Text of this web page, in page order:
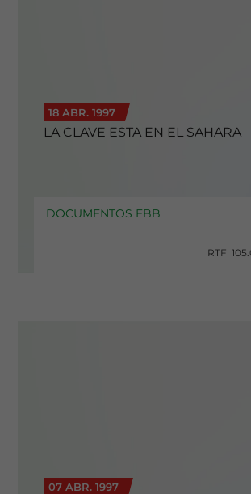
18 ABR. 1997
LA CLAVE ESTA EN EL SAHARA
DOCUMENTOS EBB
RTF
07 ABR. 1997